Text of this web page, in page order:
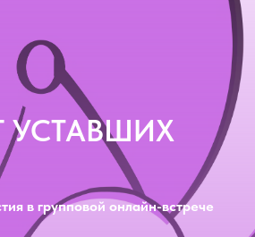
УСТАВШИХ
в групповой онлайн-встрече